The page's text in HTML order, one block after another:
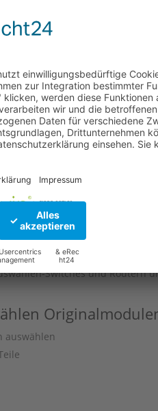
Lucent
,EX-SFP-10GE-ZR,
OSX080N01,QFX-SFP-
,SFP-10G-ZR-S
Option auswählen
auswählen Option auswählen
-Switches und Routern
auswählen